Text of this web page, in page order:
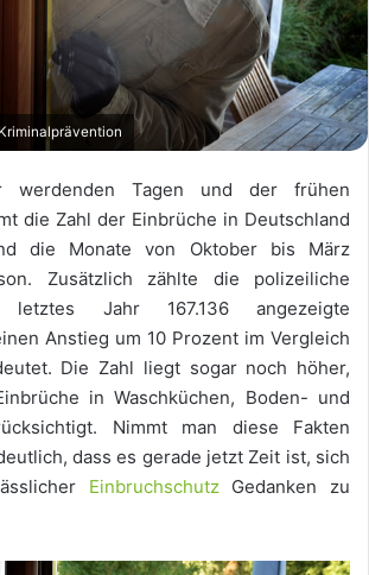
werdenden Tagen und der frühen
die Zahl der Einbrüche in Deutschland
die Monate von Oktober bis März
Zusätzlich zählte die polizeiliche
letztes Jahr 167.136 angezeigte
Anstieg um 10 Prozent im Vergleich
Die Zahl liegt sogar noch höher,
in Waschküchen, Boden- und
Nimmt man diese Fakten
dass es gerade jetzt Zeit ist, sich
EinbruchschutzGedanken zu